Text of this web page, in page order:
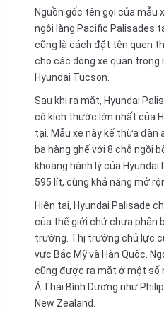
Nguồn gốc tên gọi của mẫu
ngôi làng Pacific Palisades
cũng là cách đặt tên quen
cho các dòng xe quan trọng
Hyundai Tucson.
Sau khi ra mắt, Hyundai
có kích thước lớn nhất của
tại. Mẫu xe này kế thừa đàn
ba hàng ghế với 8 chỗ ngồi
khoang hành lý của
595 lít, cùng khả năng mở
Hiện tại, Hyundai Palisade
của thế giới chứ chưa phân
trường. Thị trường chủ lực
vực Bắc Mỹ và Hàn Quốc.
cũng được ra mắt ở một số
Á Thái Bình Dương như
New Zealand.